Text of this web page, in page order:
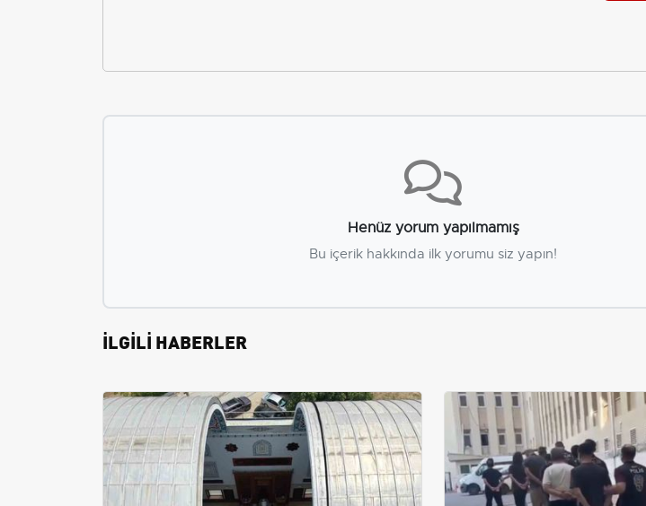
Henüz yorum yapılmamış
Bu içerik hakkında ilk yorumu siz yapın!
İLGİLİ HABERLER